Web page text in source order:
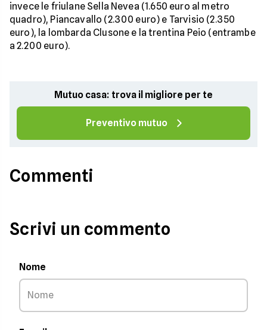
invece le friulane Sella Nevea (1.650 euro al metro
quadro), Piancavallo (2.300 euro) e Tarvisio (2.350
euro), la lombarda Clusone e la trentina Peio (entrambe
a 2.200 euro).
Mutuo casa: trova il migliore per te
Preventivo mutuo
Commenti
Scrivi un commento
Nome